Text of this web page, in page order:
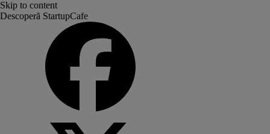
Skip to content
Descoperă StartupCafe